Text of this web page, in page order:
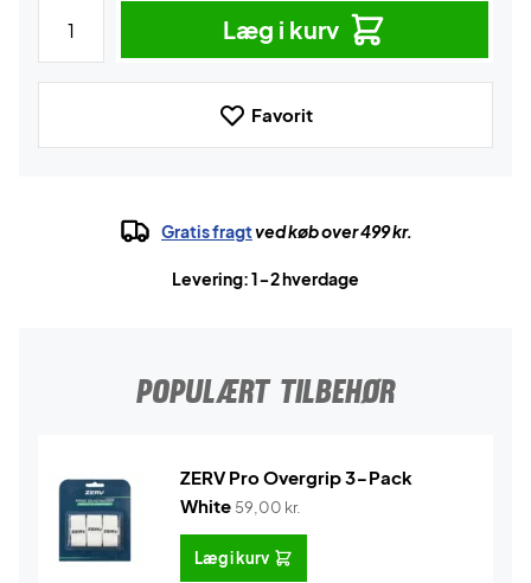
Læg i kurv
Favorit
Gratis fragtved køb over 499 kr.
Levering: 1-2 hverdage
POPULÆRT TILBEHØR
ZERV Pro Overgrip 3-Pack
White 59,00 kr.
Læg i kurv